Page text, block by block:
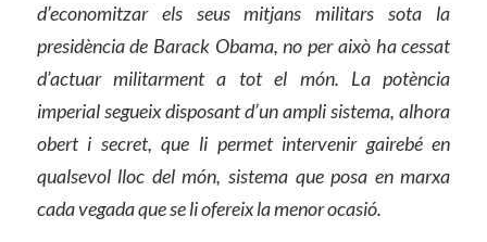
d’economitzar els seus mitjans militars sota la
presidència de Barack Obama, no per això ha cessat
d’actuar militarment a tot el món. La potència
imperial segueix disposant d’un ampli sistema, alhora
obert i secret, que li permet intervenir gairebé en
qualsevol lloc del món, sistema que posa en marxa
cada vegada que se li ofereix la menor ocasió.